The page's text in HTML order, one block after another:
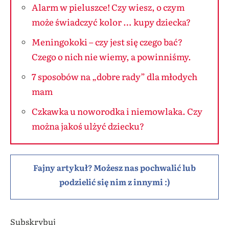
Alarm w pieluszce! Czy wiesz, o czym
może świadczyć kolor … kupy dziecka?
Meningokoki – czy jest się czego bać?
Czego o nich nie wiemy, a powinniśmy.
7 sposobów na „dobre rady” dla młodych
mam
Czkawka u noworodka i niemowlaka. Czy
można jakoś ulżyć dziecku?
Fajny artykuł? Możesz nas pochwalić lub
podzielić się nim z innymi :)
Subskrybuj